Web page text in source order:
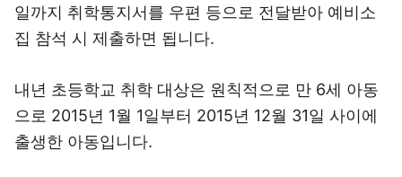
일까지 취학통지서를 우편 등으로 전달받아 예비소
집 참석 시 제출하면 됩니다.
내년 초등학교 취학 대상은 원칙적으로 만 6세 아동
으로 2015년 1월 1일부터 2015년 12월 31일 사이에
출생한 아동입니다.